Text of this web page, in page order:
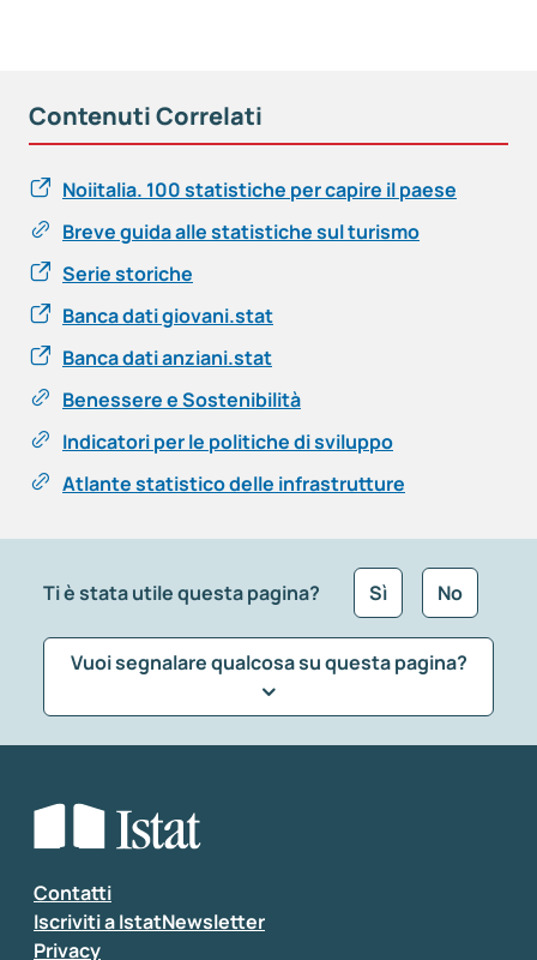
Contenuti Correlati
Noiitalia. 100 statistiche per capire il paese
Breve guida alle statistiche sul turismo
Serie storiche
Banca dati giovani.stat
Banca dati anziani.stat
Benessere e Sostenibilità
Indicatori per le politiche di sviluppo
Atlante statistico delle infrastrutture
Ti è stata utile questa pagina? Sì No
Vuoi segnalare qualcosa su questa pagina?
Seleziona la tipologia della segnalazione
Inserisci il tuo commento
Contatti
Iscriviti a IstatNewsletter
Privacy